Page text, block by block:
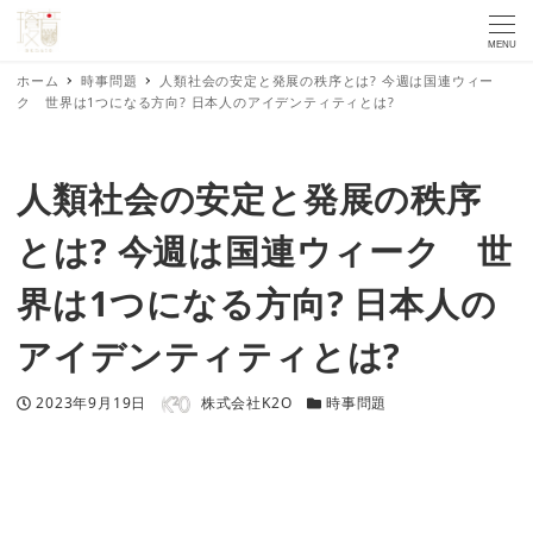
MENU
ホーム 時事問題
人類社会の安定と発展の秩序とは? 今週は国連ウィー
ク 世界は1つになる方向? 日本人のアイデンティティとは?
人類社会の安定と発展の秩序
とは? 今週は国連ウィーク 世
界は1つになる方向? 日本人の
アイデンティティとは?
投稿日
2023年9月19日 著者 株式会社K2O カテゴリー
時事問題